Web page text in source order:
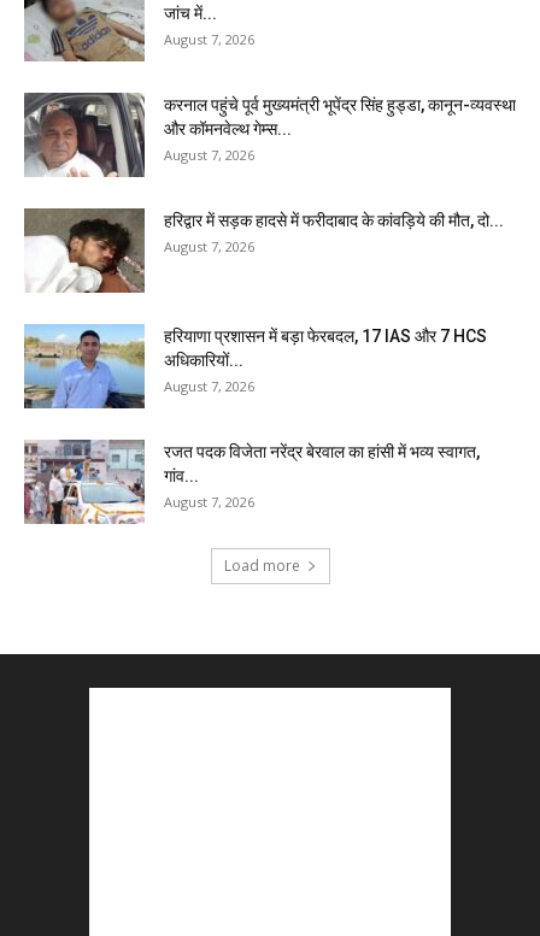
जांच में...
August 7, 2026
करनाल पहुंचे पूर्व मुख्यमंत्री भूपेंद्र सिंह हुड्डा, कानून-व्यवस्था
और कॉमनवेल्थ गेम्स...
August 7, 2026
हरिद्वार में सड़क हादसे में फरीदाबाद के कांवड़िये की मौत, दो...
August 7, 2026
हरियाणा प्रशासन में बड़ा फेरबदल, 17 IAS और 7 HCS
अधिकारियों...
August 7, 2026
रजत पदक विजेता नरेंद्र बेरवाल का हांसी में भव्य स्वागत,
गांव...
August 7, 2026
Load more